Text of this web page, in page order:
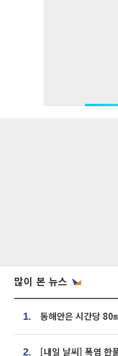
많이 본 뉴스
1.
2.